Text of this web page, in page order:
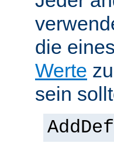
die
Werte
sein